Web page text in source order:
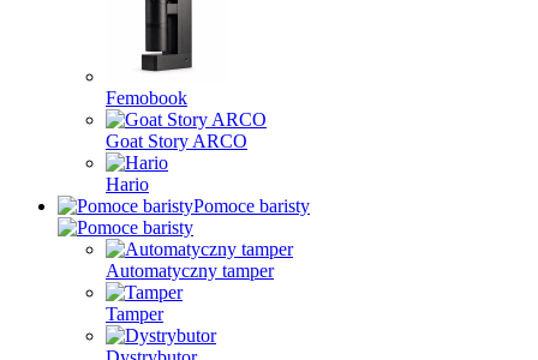
Femobook
Goat Story ARCO
Hario
Pomoce baristy
Automatyczny tamper
Tamper